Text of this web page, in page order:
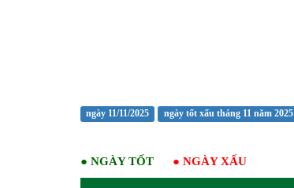
ngày 11/11/2025 ngày tốt xấu tháng 11 năm 2025
● NGÀY TỐT ● NGÀY XẤU